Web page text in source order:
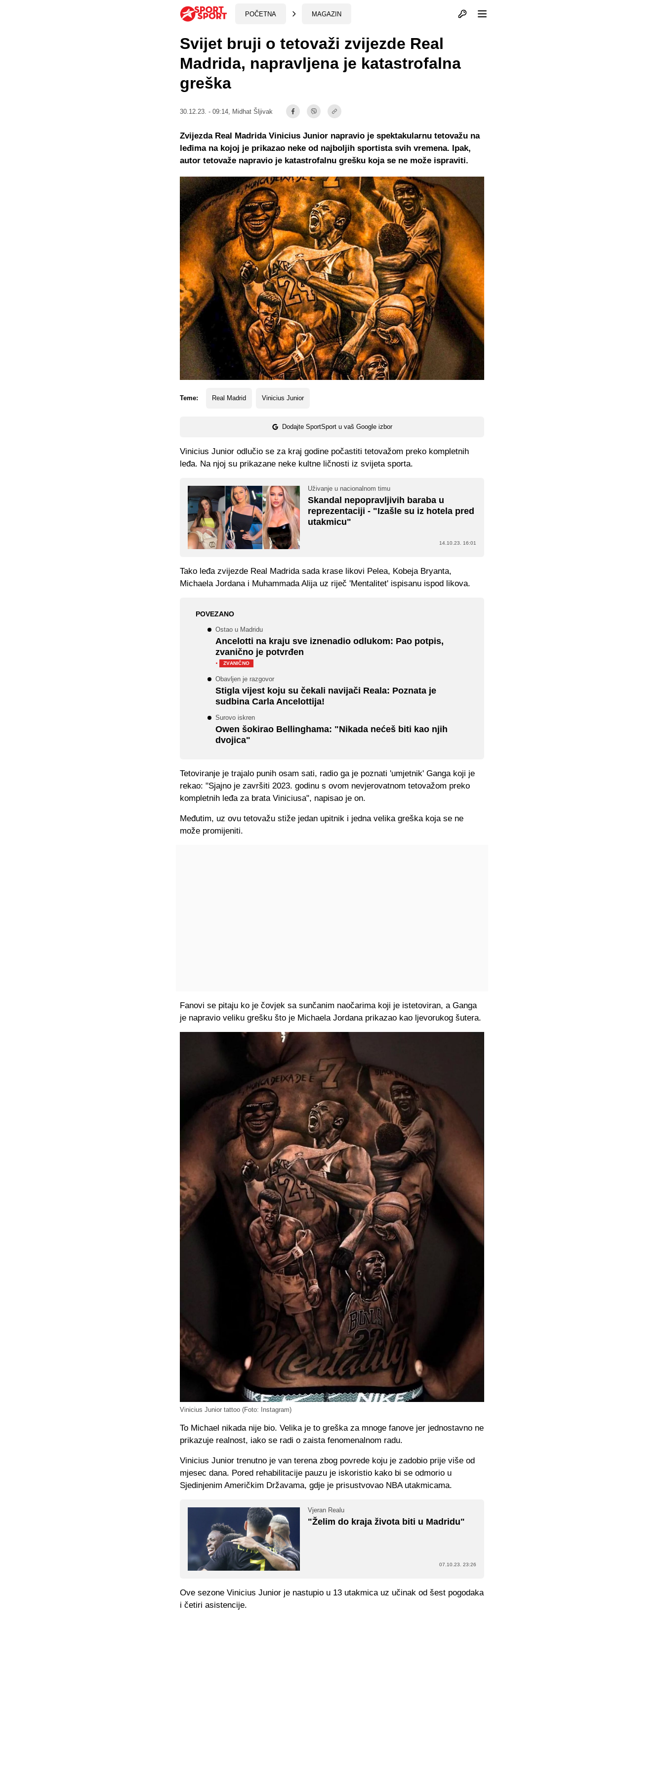
POČETNA MAGAZIN Otvori profil
Svijet bruji o tetovaži zvijezde Real
Madrida, napravljena je katastrofalna
greška
30.12.23. - 09:14, Midhat Šljivak
Teme: Real Madrid Vinicius Junior
Dodajte SportSport u vaš Google izbor
Zvijezda Real Madrida Vinicius Junior napravio je spektakularnu tetovažu na
leđima na kojoj je prikazao neke od najboljih sportista svih vremena. Ipak,
autor tetovaže napravio je katastrofalnu grešku koja se ne može ispraviti.
Vinicius Junior odlučio se za kraj godine počastiti tetovažom preko kompletnih
leđa. Na njoj su prikazane neke kultne ličnosti iz svijeta sporta.
Uživanje u nacionalnom timu
Skandal nepopravljivih baraba u
reprezentaciji - "Izašle su iz hotela pred
utakmicu"
14.10.23. 16:01
Tako leđa zvijezde Real Madrida sada krase likovi Pelea, Kobeja Bryanta,
Michaela Jordana i Muhammada Alija uz riječ 'Mentalitet' ispisanu ispod likova.
POVEZANO
Ostao u Madridu
Ancelotti na kraju sve iznenadio odlukom: Pao potpis,
zvanično je potvrđen
·
ZVANIČNO
Obavljen je razgovor
Stigla vijest koju su čekali navijači Reala: Poznata je
sudbina Carla Ancelottija!
Surovo iskren
Owen šokirao Bellinghama: "Nikada nećeš biti kao njih
dvojica"
Tetoviranje je trajalo punih osam sati, radio ga je poznati 'umjetnik' Ganga koji je
rekao: "Sjajno je završiti 2023. godinu s ovom nevjerovatnom tetovažom preko
kompletnih leđa za brata Viniciusa", napisao je on.
Međutim, uz ovu tetovažu stiže jedan upitnik i jedna velika greška koja se ne
može promijeniti.
Fanovi se pitaju ko je čovjek sa sunčanim naočarima koji je istetoviran, a Ganga
je napravio veliku grešku što je Michaela Jordana prikazao kao ljevorukog šutera.
Vinicius Junior tattoo (Foto: Instagram)
To Michael nikada nije bio. Velika je to greška za mnoge fanove jer jednostavno ne
prikazuje realnost, iako se radi o zaista fenomenalnom radu.
Vinicius Junior trenutno je van terena zbog povrede koju je zadobio prije više od
mjesec dana. Pored rehabilitacije pauzu je iskoristio kako bi se odmorio u
Sjedinjenim Američkim Državama, gdje je prisustvovao NBA utakmicama.
Vjeran Realu
"Želim do kraja života biti u Madridu"
07.10.23. 23:26
Ove sezone Vinicius Junior je nastupio u 13 utakmica uz učinak od šest pogodaka
i četiri asistencije.